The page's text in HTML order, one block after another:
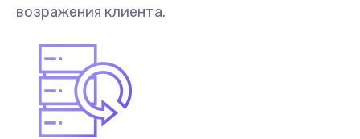
возражения клиента.